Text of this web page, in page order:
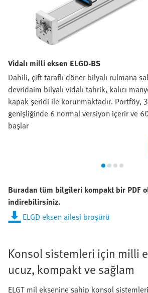
Vidalı milli eksen ELGD-BS
Dahili, çift taraflı döner bilyalı rulmana
devridaim bilyalı vidalı tahrik, kalıcı
kapak şeridi ile korunmaktadır. Portföy,
genişliğinde 6 normal versiyon içerir ve
başlar
Buradan tüm bilgileri kompakt bir PDF
indirebilirsiniz.
ELGD eksen ailesi broşürü
Konsol sistemleri için milli
ucuz, kompakt ve sağlam
ELGT mil eksenine sahip konsol